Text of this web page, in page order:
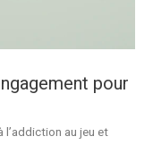
pour
l’addiction au jeu et